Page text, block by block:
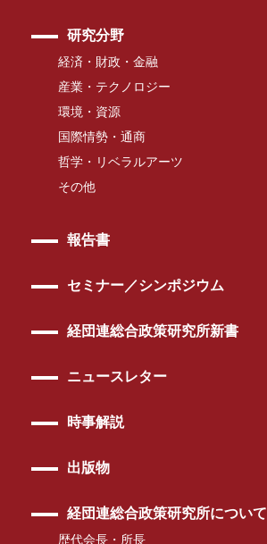
研究分野
経済・財政・金融
産業・テクノロジー
環境・資源
国際情勢・通商
哲学・リベラルアーツ
その他
報告書
セミナー／シンポジウム
経団連総合政策研究所新書
ニュースレター
時事解説
出版物
経団連総合政策研究所について
歴代会長・所長